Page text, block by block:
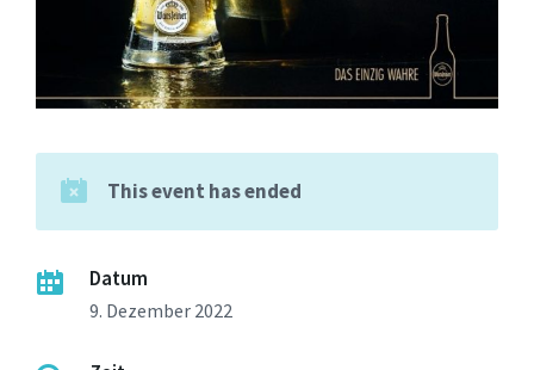
This event has ended
Datum
9. Dezember 2022